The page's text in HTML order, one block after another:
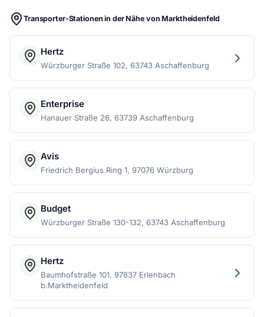
Transporter-Stationen in der Nähe von Marktheidenfeld
Hertz
Würzburger Straße 102, 63743 Aschaffenburg
Enterprise
Hanauer Straße 26, 63739 Aschaffenburg
Avis
Friedrich Bergius Ring 1, 97076 Würzburg
Budget
Würzburger Straße 130-132, 63743 Aschaffenburg
Hertz
Baumhofstraße 101, 97837 Erlenbach
b.Marktheidenfeld